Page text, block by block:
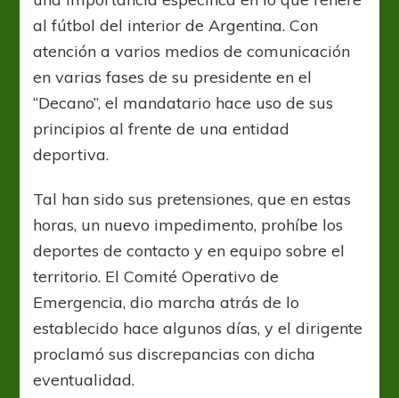
al fútbol del interior de Argentina. Con
atención a varios medios de comunicación
en varias fases de su presidente en el
“Decano”, el mandatario hace uso de sus
principios al frente de una entidad
deportiva.
Tal han sido sus pretensiones, que en estas
horas, un nuevo impedimento, prohíbe los
deportes de contacto y en equipo sobre el
territorio. El Comité Operativo de
Emergencia, dio marcha atrás de lo
establecido hace algunos días, y el dirigente
proclamó sus discrepancias con dicha
eventualidad.